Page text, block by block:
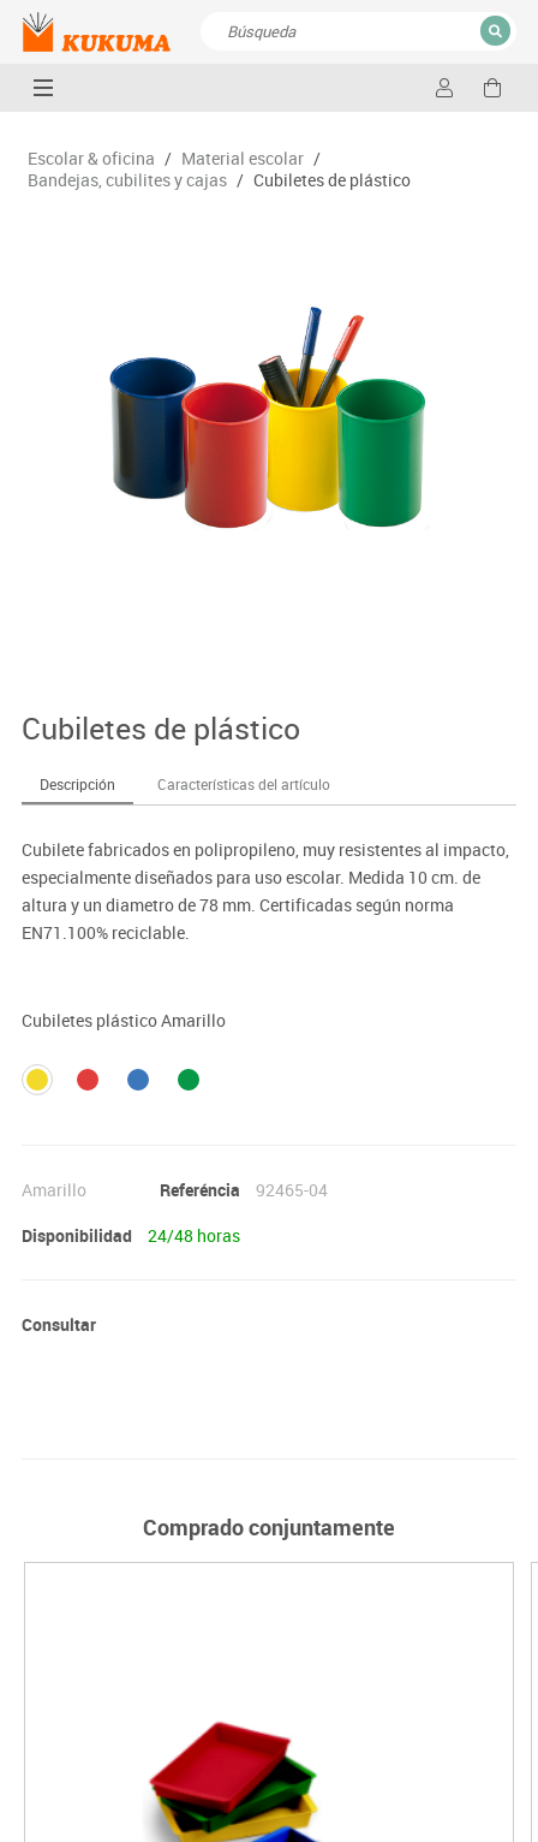
CERRAR
Escolar & oficina / Material escolar /
Bandejas, cubilites y cajas / Cubiletes de plástico
Cubiletes de plástico
Descripción Características del artículo
Cubilete fabricados en polipropileno, muy resistentes al impacto,
especialmente diseñados para uso escolar. Medida 10 cm. de
altura y un diametro de 78 mm. Certificadas según norma
EN71.100% reciclable.
Cubiletes plástico Amarillo
Amarillo Referéncia
92465-04
Disponibilidad
24/48 horas
Consultar
Comprado conjuntamente